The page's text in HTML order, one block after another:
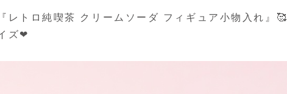
レトロ純喫茶 クリームソーダ フィギュア小物入れ』🥰
ズ❤